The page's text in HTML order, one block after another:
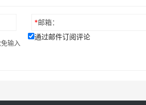
*邮箱：
输入
通过邮件订阅评论